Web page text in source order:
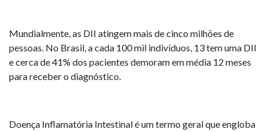
Mundialmente, as DII atingem mais de cinco milhões de
pessoas. No Brasil, a cada 100 mil indivíduos, 13 tem uma DII
e cerca de 41% dos pacientes demoram em média 12 meses
para receber o diagnóstico.
Doença Inflamatória Intestinal é um termo geral que engloba